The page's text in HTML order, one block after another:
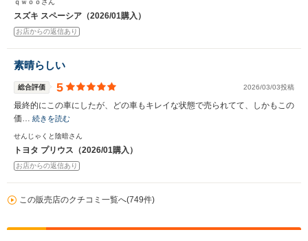
ｑｗｏｏさん
スズキ スペーシア（2026/01購入）
お店からの返信あり
素晴らしい
総合評価 5 2026/03/03投稿
最終的にこの車にしたが、どの車もキレイな状態で売られてて、しかもこの
価… 続きを読む
せんじゃくと陰暗さん
トヨタ プリウス（2026/01購入）
お店からの返信あり
この販売店のクチコミ一覧へ(749件)